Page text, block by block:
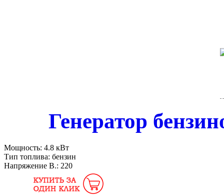
Генератор
Мощность: 4.8 кВт
Тип топлива: бензин
Напряжение В.: 220